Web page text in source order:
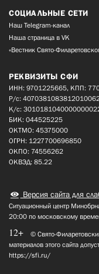
СОЦИАЛЬНЫЕ СЕТИ
Наш Telegram-канал
Наша страница в VK
«Вестник Свято-
РЕКВИЗИТЫ СФИ
ИНН: 9701225665, КПП:
Р/с:
К/с:
БИК: 044525225
ОКТМО: 45375000
ОГРН: 1227700696850
ОКПО: 74556262
ОКВЭД: 85.22
Версия сайта для
Ситуационный центр
20:00 по московскому
12+
© Свято-
материалов этого сайта
https://sfi.ru/